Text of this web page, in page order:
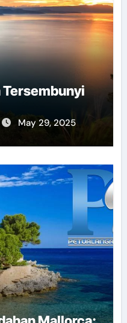
Tersembunyi
May 29, 2025